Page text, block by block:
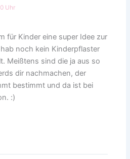
Uhr
für Kinder eine super Idee zur
noch kein Kinderpflaster
Meißtens sind die ja aus so
dir nachmachen, der
bestimmt und da ist bei
:)